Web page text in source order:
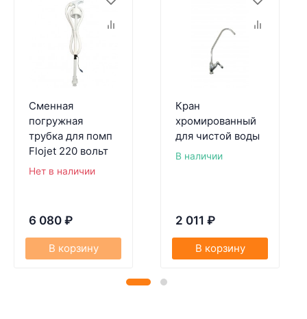
Сменная
погружная
трубка для помп
Flojet 220 вольт
Нет в наличии
6 080 ₽
В корзину
Кран
хромированный
для чистой воды
В наличии
2 011 ₽
В корзину